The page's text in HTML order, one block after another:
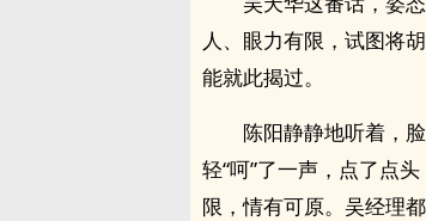
人、眼力有限，试图将
能就此揭过。
陈阳静静地听着，
轻“呵”了一声，点了点
限，情有可原。吴经理